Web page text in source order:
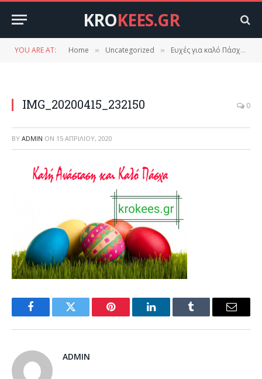
KROKEES.GR
YOU ARE AT: Home » Uncategorized » Ευχές για καλό Πάσχα και….πολύ υπομονή από το krokees.gr
IMG_20200415_232150 0
BY ADMIN ON 15 ΑΠΡΙΛΊΟΥ, 2020
FacebookTwitter Pinterest LinkedInTumblr Email
ADMIN